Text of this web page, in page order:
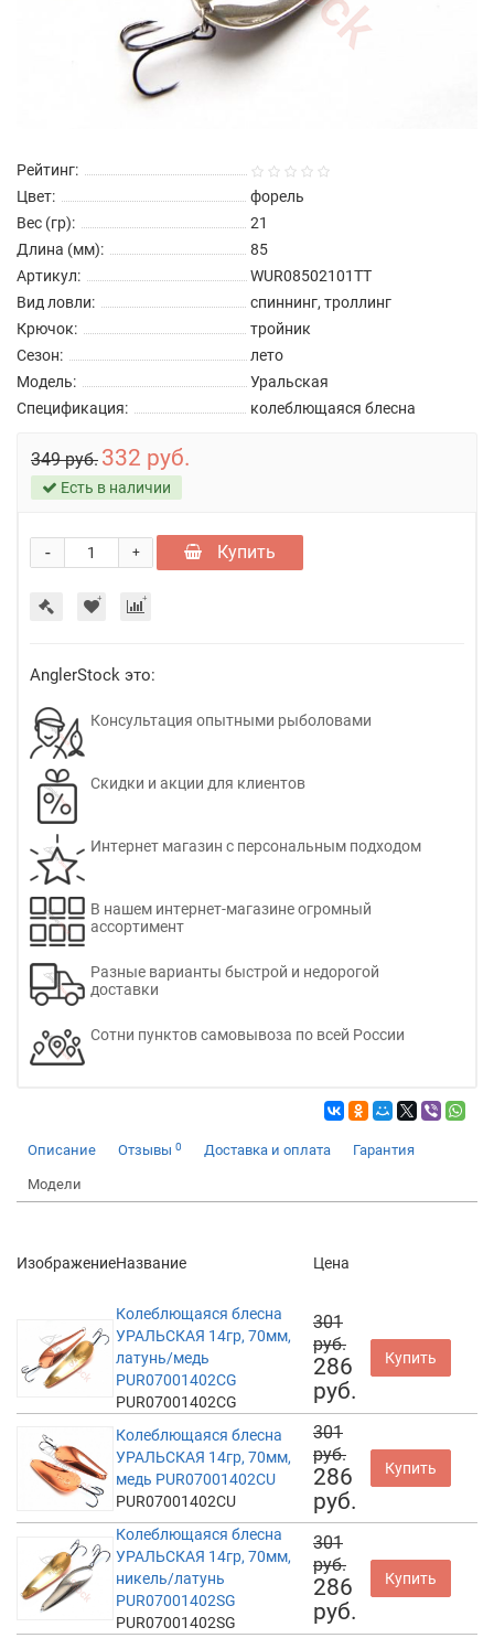
Рейтинг:
Цвет:
форель
Вес (гр):
21
Длина (мм):
85
Артикул:
WUR08502101TT
Вид ловли:
спиннинг, троллинг
Крючок:
тройник
Сезон:
лето
Модель:
Уральская
Спецификация:
колеблющаяся блесна
349 руб. 332 руб.
Есть в наличии
+
- Купить
AnglerStock это:
Консультация опытными рыболовами
Скидки и акции для клиентов
Интернет магазин с персональным подходом
В нашем интернет-магазине огромный
ассортимент
Разные варианты быстрой и недорогой
доставки
Сотни пунктов самовывоза по всей России
Описание Отзывы 0 Доставка и оплата Гарантия
Модели
ИзображениеНазвание Цена
Колеблющаяся блесна
УРАЛЬСКАЯ 14гр, 70мм,
латунь/медь
PUR07001402CG
PUR07001402CG
301
руб.
286
руб.
Купить
Колеблющаяся блесна
УРАЛЬСКАЯ 14гр, 70мм,
медь PUR07001402CU
PUR07001402CU
301
руб.
286
руб.
Купить
Колеблющаяся блесна
УРАЛЬСКАЯ 14гр, 70мм,
никель/латунь
PUR07001402SG
PUR07001402SG
301
руб.
286
руб.
Купить